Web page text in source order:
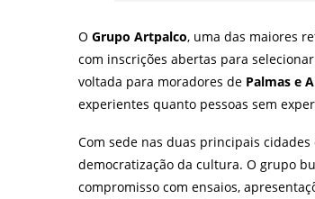
O Grupo Artpalco, uma das maiores
com inscrições abertas para
voltada para moradores de Palmas e
experientes quanto pessoas sem
Com sede nas duas principais
democratização da cultura. O grupo
compromisso com ensaios,